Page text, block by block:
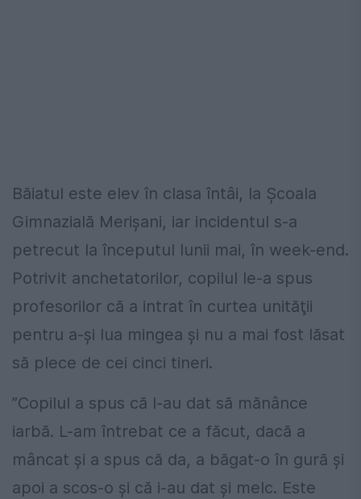
Băiatul este elev în clasa întâi, la Şcoala
Gimnazială Merişani, iar incidentul s-a
petrecut la începutul lunii mai, în week-end.
Potrivit anchetatorilor, copilul le-a spus
profesorilor că a intrat în curtea unităţii
pentru a-şi lua mingea şi nu a mai fost lăsat
să plece de cei cinci tineri.
”Copilul a spus că l-au dat să mănânce
iarbă. L-am întrebat ce a făcut, dacă a
mâncat şi a spus că da, a băgat-o în gură şi
apoi a scos-o şi că i-au dat şi melc. Este